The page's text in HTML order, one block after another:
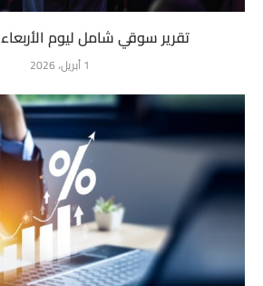
تقرير سوقي شامل ليوم الأربعاء ١ أبريل ٢٠٢٦
1 أبريل، 2026